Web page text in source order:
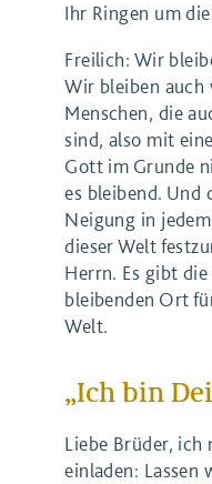
Ihr Ringen um
Freilich: Wir
Wir bleiben auch
Menschen, die
sind, also mit
Gott im Grunde
es bleibend. Und
Neigung in
dieser Welt
Herrn. Es gibt
bleibenden Ort
Welt.
„Ich bin
Liebe Brüder, ich
einladen: Lassen